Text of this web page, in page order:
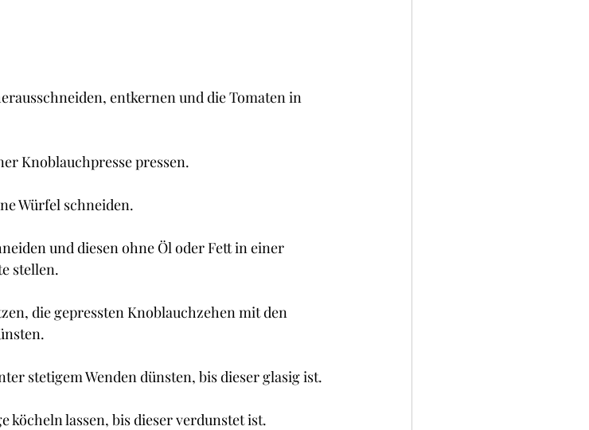
entkernen und die Tomaten in
Knoblauchpresse pressen.
Würfel schneiden.
und diesen ohne Öl oder Fett in einer
stellen.
die gepressten Knoblauchzehen mit den
stetigem Wenden dünsten, bis dieser glasig ist.
köcheln lassen, bis dieser verdunstet ist.